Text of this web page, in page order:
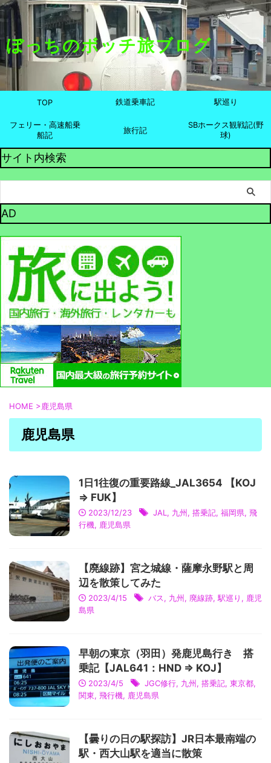
ぼっちのボッチ旅ブログ
TOP 鉄道乗車記 駅巡り
フェリー・高速船乗
船記
旅行記
SBホークス観戦記(野
球)
サイト内検索
AD
HOME >鹿児島県
鹿児島県
1日1往復の重要路線_JAL3654 【KOJ
⇒ FUK】
2023/12/23 JAL , 九州, 搭乗記, 福岡県, 飛
行機, 鹿児島県
【廃線跡】宮之城線・薩摩永野駅と周
辺を散策してみた
2023/4/15 バス, 九州, 廃線跡, 駅巡り , 鹿児
島県
早朝の東京（羽田）発鹿児島行き 搭
乗記【JAL641：HND ⇒ KOJ】
2023/4/5 JGC修行, 九州, 搭乗記, 東京都,
関東, 飛行機, 鹿児島県
【曇りの日の駅探訪】JR日本最南端の
駅・西大山駅を適当に散策